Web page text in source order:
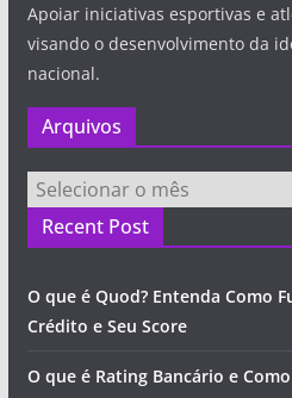
Apoiar iniciativas esportivas e
visando o desenvolvimento da
nacional.
Arquivos
Arquivos
Recent Post
O que é Quod? Entenda Como
Crédito e Seu Score
O que é Rating Bancário e